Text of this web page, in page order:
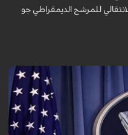
للمرشح الديمقراطي جو